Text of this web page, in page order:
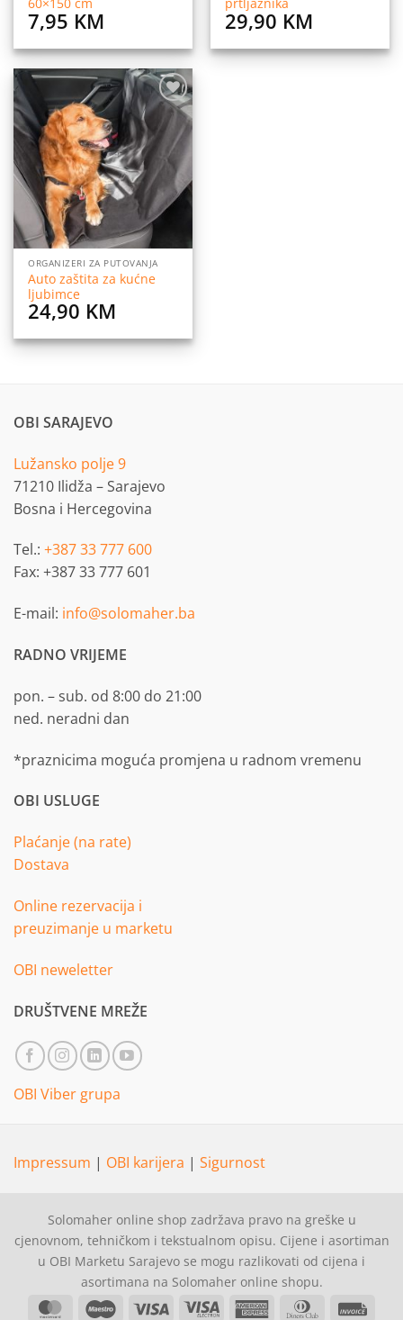
60×150 cm
7,95 KM
prtljaznika
29,90 KM
Dodaj
na
listu
želja
ORGANIZERI ZA PUTOVANJA
Auto zaštita za kućne
ljubimce
24,90 KM
OBI SARAJEVO
Lužansko polje 9
71210 Ilidža – Sarajevo
Bosna i Hercegovina
Tel.: +387 33 777 600
Fax: +387 33 777 601
E-mail: info@solomaher.ba
RADNO VRIJEME
pon. – sub. od 8:00 do 21:00
ned. neradni dan
*praznicima moguća promjena u radnom vremenu
OBI USLUGE
Plaćanje (na rate)
Dostava
Online rezervacija i
preuzimanje u marketu
OBI neweletter
DRUŠTVENE MREŽE
OBI Viber grupa
Impressum | OBI karijera | Sigurnost
Solomaher online shop zadržava pravo na greške u
cjenovnom, tehničkom i tekstualnom opisu. Cijene i asortiman
u OBI Marketu Sarajevo se mogu razlikovati od cijena i
asortimana na Solomaher online shopu.
MasterCardMaestro Visa
Visa
American Dinners